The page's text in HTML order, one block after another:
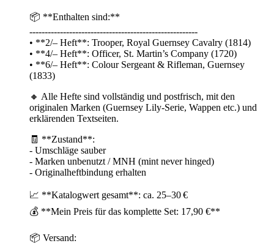
📦 **Enthalten sind:**
-------------------------------------------------------
• **2/– Heft**: Trooper, Royal Guernsey Cavalry (1814)
• **4/– Heft**: Officer, St. Martin’s Company (1720)
• **6/– Heft**: Colour Sergeant & Rifleman, Guernsey
(1833)
🔸 Alle Hefte sind vollständig und postfrisch, mit den
originalen Marken (Guernsey Lily-Serie, Wappen etc.) und
erklärenden Textseiten.
🧾 **Zustand**:
- Umschläge sauber
- Marken unbenutzt / MNH (mint never hinged)
- Originalheftbindung erhalten
📈 **Katalogwert gesamt**: ca. 25–30 €
💰 **Mein Preis für das komplette Set: 17,90 €**
📦 Versand: